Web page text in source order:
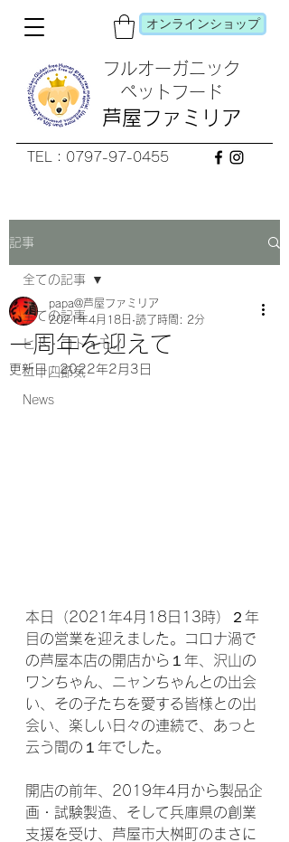
フルオーガニック
​ペットフード
芦屋ファミリア
TEL：0797-97-0455
オンラインショップ
記事
全ての記事
ヒト・コト・モノ
二十四節気
News
全ての記事
一周年を迎えて
papa@芦屋ファミリア
2021年4月18日 読了時間: 2分
更新日：2022年2月3日
本日（2021年4月18日13時）２年
目の営業を迎えました。コロナ渦で
の芦屋本店の開店から１年、沢山の
ワンちゃん、ニャンちゃんとの出会
い、その子たちを愛する皆様との出
会い、楽しい日々の連続で、あっと
云う間の１年でした。
開店の前年、2019年4月から製品企
画・試験製造、そして兵庫県の創業
支援を受け、芦屋市大桝町のまさに